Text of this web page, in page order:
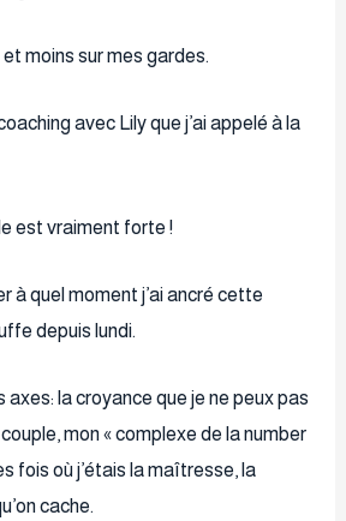
moins sur mes gardes.
avec Lily que j’ai appelé à la
est vraiment forte !
à quel moment j’ai ancré cette
depuis lundi.
axes: la croyance que je ne peux pas
mon « complexe de la number
fois où j’étais la maîtresse, la
cache.